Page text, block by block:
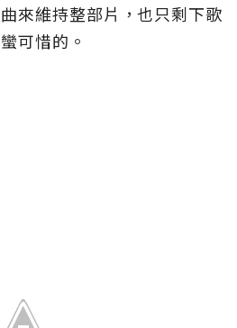
來維持整部片，也只剩下歌
可惜的。